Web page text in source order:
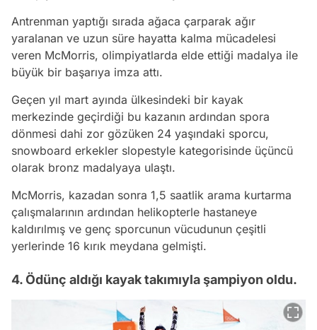
Antrenman yaptığı sırada ağaca çarparak ağır
yaralanan ve uzun süre hayatta kalma mücadelesi
veren McMorris, olimpiyatlarda elde ettiği madalya ile
büyük bir başarıya imza attı.
Geçen yıl mart ayında ülkesindeki bir kayak
merkezinde geçirdiği bu kazanın ardından spora
dönmesi dahi zor gözüken 24 yaşındaki sporcu,
snowboard erkekler slopestyle kategorisinde üçüncü
olarak bronz madalyaya ulaştı.
McMorris, kazadan sonra 1,5 saatlik arama kurtarma
çalışmalarının ardından helikopterle hastaneye
kaldırılmış ve genç sporcunun vücudunun çeşitli
yerlerinde 16 kırık meydana gelmişti.
4. Ödünç aldığı kayak takımıyla şampiyon oldu.